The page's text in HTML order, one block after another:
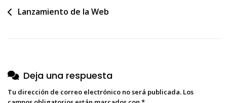
Navegación
entradas
Lanzamiento de la Web
Deja una respuesta
Tu dirección de correo electrónico no será publicada. Los